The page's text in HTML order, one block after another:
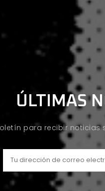
ÚLTIMAS
para recibir